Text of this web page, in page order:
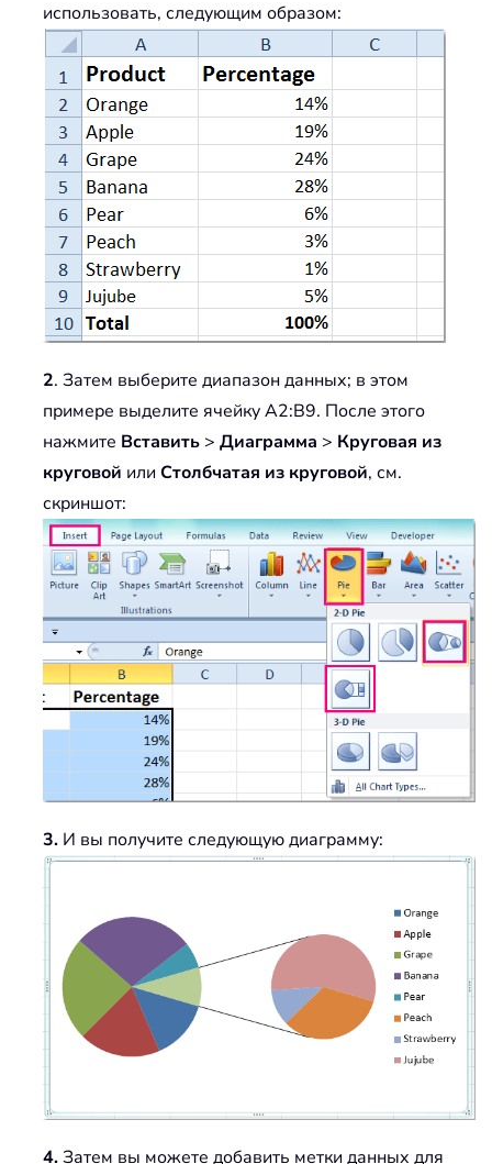
использовать, следующим образом:
2. Затем выберите диапазон данных; в этом
примере выделите ячейку A2:B9. После этого
нажмите Вставить > Диаграмма > Круговая из
круговой или Столбчатая из круговой, см.
скриншот:
3. И вы получите следующую диаграмму:
4.Затем вы можете добавить метки данных для